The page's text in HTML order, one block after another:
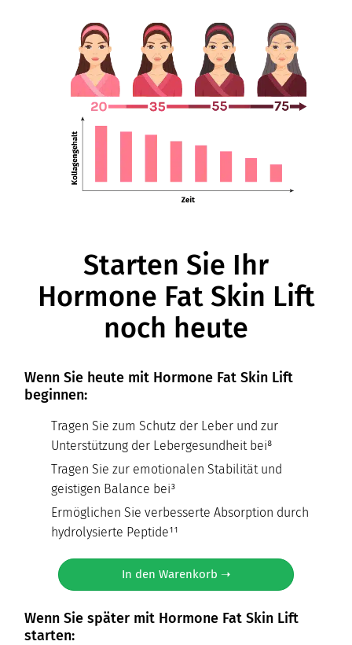
Starten Sie Ihr
Hormone Fat Skin Lift
noch heute
Wenn Sie heute mit Hormone Fat Skin Lift
beginnen:
Tragen Sie zum Schutz der Leber und zur
Unterstützung der Lebergesundheit bei⁸
Tragen Sie zur emotionalen Stabilität und
geistigen Balance bei³
Ermöglichen Sie verbesserte Absorption durch
hydrolysierte Peptide¹¹
In den Warenkorb ➝
Wenn Sie später mit Hormone Fat Skin Lift
starten: